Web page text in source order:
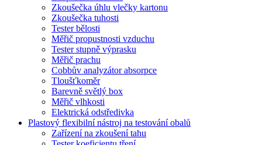
Zkoušečka úhlu vlečky kartonu
Zkoušečka tuhosti
Tester bělosti
Měřič propustnosti vzduchu
Tester stupně výprasku
Měřič prachu
Cobbův analyzátor absorpce
Tloušťkoměr
Barevně světlý box
Měřič vlhkosti
Elektrická odstředivka
Plastový flexibilní nástroj na testování obalů
Zařízení na zkoušení tahu